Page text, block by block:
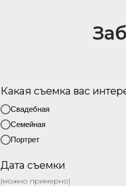
Какая съемка вас
Свадебная
Семейная
Портрет
Дата съемки
(можно примерно)